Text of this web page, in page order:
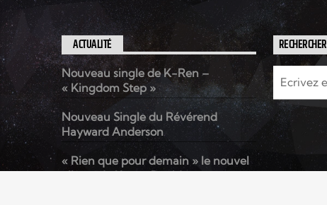
ACTUALITÉ
Nouveau single de K-Ren –
« Kingdom Step »
Nouveau Single du Révérend
Hayward Anderson
« Rien que pour demain » le nouvel
album de Kenzo David
RECHERCHER